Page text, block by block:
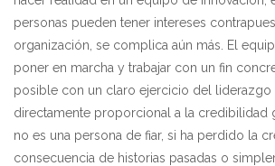
personas pueden tener intereses
organización, se complica aún más. El
poner en marcha y trabajar con un fin
posible con un claro ejercicio del liderazgo
directamente proporcional a la credibilidad
no es una persona de fiar, si ha perdido la
consecuencia de historias pasadas o